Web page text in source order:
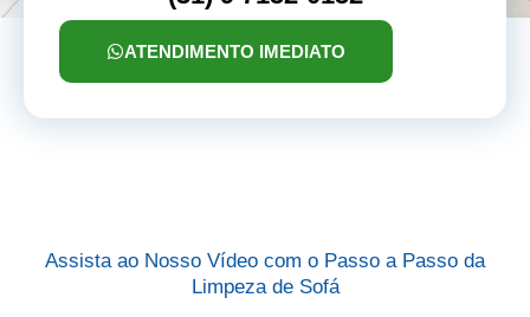
ATENDIMENTO IMEDIATO
Assista ao Nosso Vídeo com o Passo a Passo da
Limpeza de Sofá